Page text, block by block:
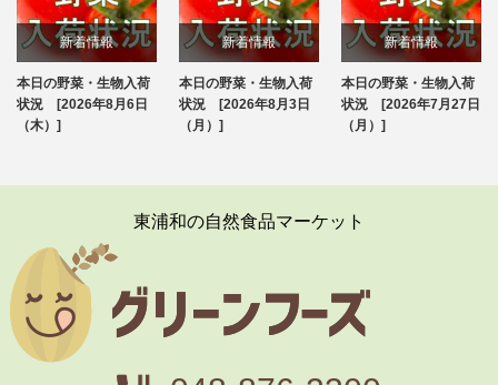
新着情報
ブログ
本日の野菜・生物入荷
状況 [2026年8月6日
（木）]
新着情報
ブログ
本日の野菜・生物入荷
状況 [2026年8月3日
（月）]
新着情報
ブログ
本日の野菜・生物入荷
状況 [2026年7月27日
（月）]
東浦和の自然食品マーケット